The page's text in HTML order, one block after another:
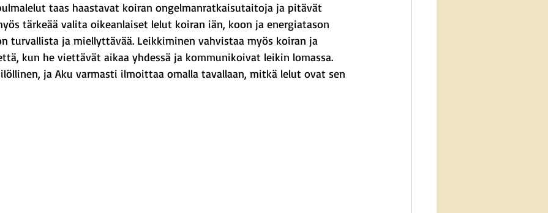
taas haastavat koiran ongelmanratkaisutaitoja ja pitävät
tärkeää valita oikeanlaiset lelut koiran iän, koon ja energiatason
turvallista ja miellyttävää. Leikkiminen vahvistaa myös koiran ja
kun he viettävät aikaa yhdessä ja kommunikoivat leikin lomassa.
ja Aku varmasti ilmoittaa omalla tavallaan, mitkä lelut ovat sen